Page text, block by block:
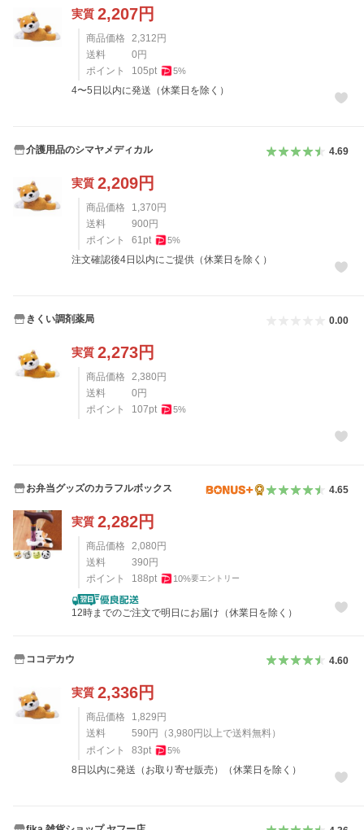
実質 2,207円
商品価格 2,312 円
送料
0 円
ポイント
105pt 5%
4〜5日以内に発送（休業日を除く）
介護用品のシマヤメディカル 4.69
実質 2,209円
商品価格 1,370 円
送料
900 円
ポイント
61pt 5%
注文確認後4日以内にご提供（休業日を除く）
きくい調剤薬局 0.00
実質 2,273円
商品価格 2,380 円
送料
0 円
ポイント
107pt 5%
お弁当グッズのカラフルボックス 4.65
実質 2,282円
商品価格 2,080 円
送料
390 円
ポイント
188pt 10%要エントリー
12時までのご注文で明日にお届け（休業日を除く）
ココデカウ 4.60
実質 2,336円
商品価格 1,829円
送料
590円 （3,980円以上で送料無料）
ポイント
83pt 5%
8日以内に発送（お取り寄せ販売）（休業日を除く）